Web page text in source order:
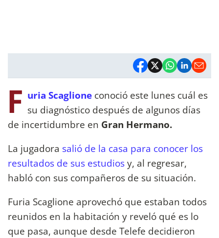
F uria Scaglione conoció este lunes cuál es
su diagnóstico después de algunos días
de incertidumbre en Gran Hermano.
La jugadora salió de la casa para conocer los
resultados de sus estudiosy, al regresar,
habló con sus compañeros de su situación.
Furia Scaglione aprovechó que estaban todos
reunidos en la habitación y reveló qué es lo
que pasa, aunque desde Telefe decidieron